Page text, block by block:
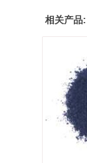
相关产品: